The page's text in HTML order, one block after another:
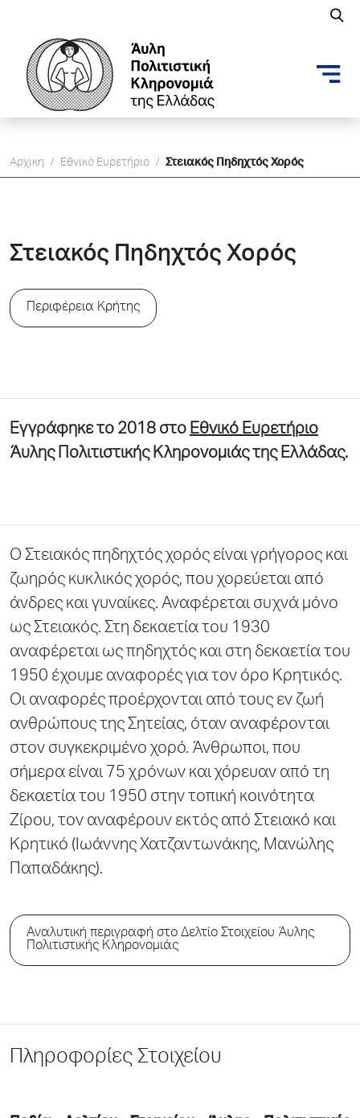
Αρχικη / Εθνικό Ευρετήριο / Στειακός Πηδηχτός Χορός
Στειακός Πηδηχτός Χορός
Περιφέρεια Κρήτης
Εγγράφηκε το 2018 στο Εθνικό Ευρετήριο
Άυλης Πολιτιστικής Κληρονομιάς της Ελλάδας.
Ο Στειακός πηδηχτός χορός είναι γρήγορος και
ζωηρός κυκλικός χορός, που χορεύεται από
άνδρες και γυναίκες. Αναφέρεται συχνά μόνο
ως Στειακός. Στη δεκαετία του 1930
αναφέρεται ως πηδηχτός και στη δεκαετία του
1950 έχουμε αναφορές για τον όρο Κρητικός.
Οι αναφορές προέρχονται από τους εν ζωή
ανθρώπους της Σητείας, όταν αναφέρονται
στον συγκεκριμένο χορό. Άνθρωποι, που
σήμερα είναι 75 χρόνων και χόρευαν από τη
δεκαετία του 1950 στην τοπική κοινότητα
Ζίρου, τον αναφέρουν εκτός από Στειακό και
Κρητικό (Ιωάννης Χατζαντωνάκης, Μανώλης
Παπαδάκης).
Αναλυτική περιγραφή στο Δελτίο Στοιχείου Άυλης
Πολιτιστικής Κληρονομιάς
Πληροφορίες Στοιχείου